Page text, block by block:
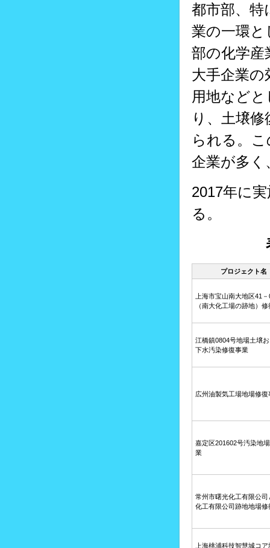
都市部、特
業の一環と
部の化学産
大手企業
用地など
り、土壌
られる。
企業が多く
2017年に
る。
プロジェクト名
上海市宝山南大地区41
（南大化工場の跡地）
江橋鎮0804号地場土壌
下水汚染修復事業
広州油製気工場地場修復
嘉定区201602号汚染地
業
常州市曙光化工有限公司
化工有限公司跡地地場修
上海桃浦科技智慧城コ